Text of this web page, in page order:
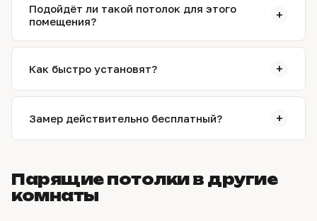
Подойдёт ли такой потолок для этого
помещения?
+
Да. На замере специалист подтвердит выбор
фактуры и подберёт схему света с учётом
необходимости предложит более подходящий
вариант.
Как быстро установят? +
Обычно монтаж занимает от 2 до 5 часов за один
выезд. Сложные конструкции со светом и
Замер действительно бесплатный? +
Замер ни к чему не обязывает.
Парящие потолки в другие
комнаты